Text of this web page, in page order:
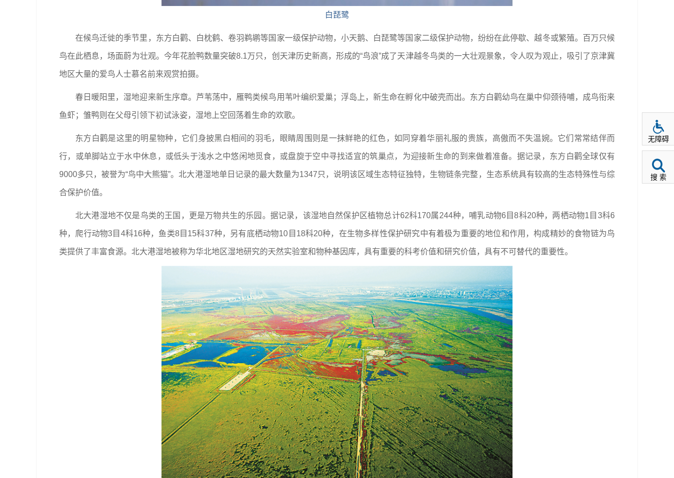
白琵鹭
在候鸟迁徙的季节里，东方白鹳、白枕鹤、卷羽鹈鹕等国家一级保护动物，小天鹅、白琵鹭等国家二级保护动物，纷纷在此停歇、越冬或繁殖。百万只候
鸟在此栖息，场面蔚为壮观。今年花脸鸭数量突破8.1万只，创天津历史新高，形成的“鸟浪”成了天津越冬鸟类的一大壮观景象，令人叹为观止，吸引了京津冀
地区大量的爱鸟人士慕名前来观赏拍摄。
春日暖阳里，湿地迎来新生序章。芦苇荡中，雁鸭类候鸟用苇叶编织爱巢；浮岛上，新生命在孵化中破壳而出。东方白鹳幼鸟在巢中仰颈待哺，成鸟衔来
鱼虾；雏鸭则在父母引领下初试泳姿，湿地上空回荡着生命的欢歌。
东方白鹳是这里的明星物种，它们身披黑白相间的羽毛，眼睛周围则是一抹鲜艳的红色，如同穿着华丽礼服的贵族，高傲而不失温婉。它们常常结伴而
行，或单脚站立于水中休息，或低头于浅水之中悠闲地觅食，或盘旋于空中寻找适宜的筑巢点，为迎接新生命的到来做着准备。据记录，东方白鹳全球仅有
9000多只，被誉为“鸟中大熊猫”。北大港湿地单日记录的最大数量为1347只，说明该区域生态特征独特，生物链条完整，生态系统具有较高的生态特殊性与综
合保护价值。
北大港湿地不仅是鸟类的王国，更是万物共生的乐园。据记录，该湿地自然保护区植物总计62科170属244种，哺乳动物6目8科20种，两栖动物1目3科6
种，爬行动物3目4科16种，鱼类8目15科37种，另有底栖动物10目18科20种，在生物多样性保护研究中有着极为重要的地位和作用，构成精妙的食物链为鸟
类提供了丰富食源。北大港湿地被称为华北地区湿地研究的天然实验室和物种基因库，具有重要的科考价值和研究价值，具有不可替代的重要性。
无障碍
搜 索